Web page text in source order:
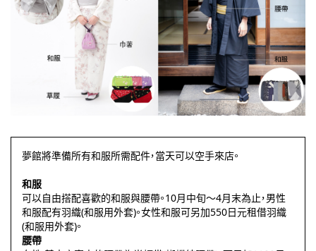
夢館將準備所有和服所需配件，當天可以空手來店。
和服
可以自由搭配喜歡的和服與腰帶。10月中旬～4月末為止，男性
和服配有羽織(和服用外套)。女性和服可另加550日元租借羽織
(和服用外套)。
腰帶